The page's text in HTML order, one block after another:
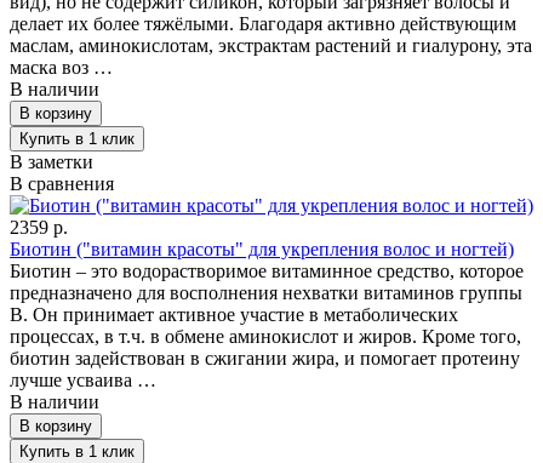
делает их более тяжёлыми. Благодаря активно действующим
маслам, аминокислотам, экстрактам растений и гиалурону, эта
маска воз …
В наличии
В заметки
В сравнения
2359 р.
Биотин ("витамин красоты" для укрепления волос и ногтей)
Биотин – это водорастворимое витаминное средство, которое
предназначено для восполнения нехватки витаминов группы
В. Он принимает активное участие в метаболических
процессах, в т.ч. в обмене аминокислот и жиров. Кроме того,
биотин задействован в сжигании жира, и помогает протеину
лучше усваива …
В наличии